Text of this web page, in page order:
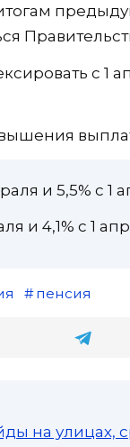
с 1
выплат
и 5,5% с 1
и 4,1% с 1
пенсия
на улицах,